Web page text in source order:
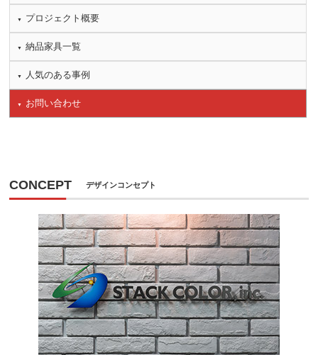
プロジェクト概要
納品家具一覧
人気のある事例
お問い合わせ
CONCEPT デザインコンセプト